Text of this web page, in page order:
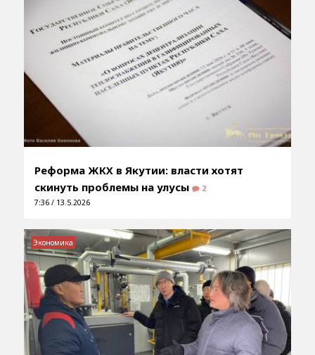
Реформа ЖКХ в Якутии: власти хотят
скинуть проблемы на улусы
2
7:36 / 13.5.2026
Экономика